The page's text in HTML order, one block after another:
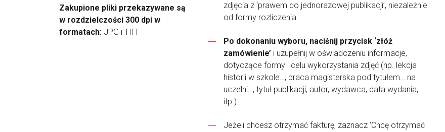
Zakupione pliki przekazywane są
w rozdzielczości 300 dpi w
formatach: JPG i TIFF
zdjęcia z ‘prawem do jednorazowej publikacji’, niezależnie
od formy rozliczenia.
Po dokonaniu wyboru, naciśnij przycisk ‘złóż
zamówienie’ i uzupełnij w oświadczeniu informacje,
dotyczące formy i celu wykorzystania zdjęć (np. lekcja
historii w szkole…, praca magisterska pod tytułem… na
uczelni…, tytuł publikacji, autor, wydawca, data wydania,
itp.).
Jeżeli chcesz otrzymać fakturę, zaznacz ‘Chcę otrzymać